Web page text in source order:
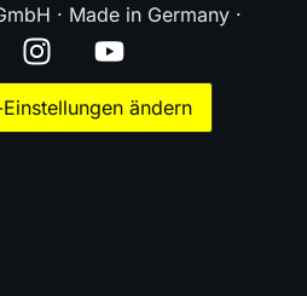
· Made in Germany ·
ändern